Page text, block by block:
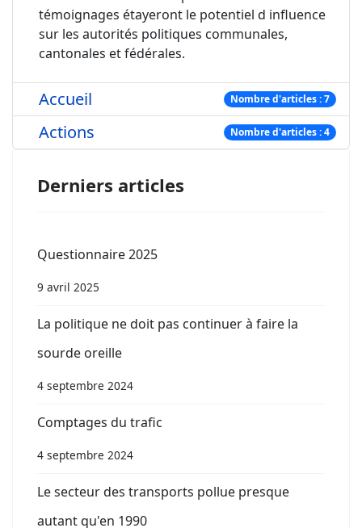
témoignages étayeront le potentiel d influence
sur les autorités politiques communales,
cantonales et fédérales.
Accueil Nombre d'articles : 7
Actions Nombre d'articles : 4
Derniers articles
Questionnaire 2025
9 avril 2025
La politique ne doit pas continuer à faire la
sourde oreille
4 septembre 2024
Comptages du trafic
4 septembre 2024
Le secteur des transports pollue presque
autant qu'en 1990